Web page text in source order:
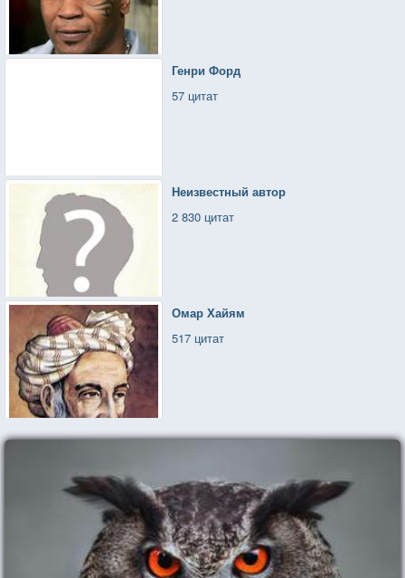
Генри Форд
57 цитат
Неизвестный автор
2 830 цитат
Омар Хайям
517 цитат